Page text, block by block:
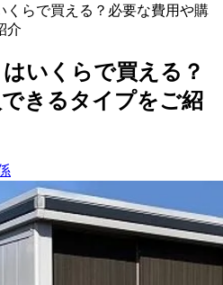
くらで買える？必要な費用や購
介
はいくらで買える？
きるタイプをご紹